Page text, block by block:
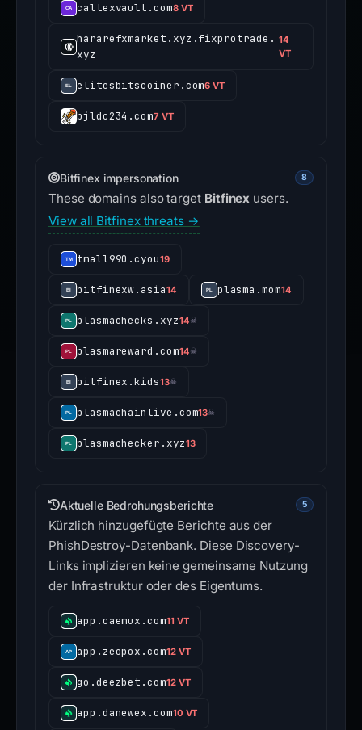
caltexvault.com8 VT
hararefxmarket.xyz.fixprotrade.
xyz
14
VT
elitesbitscoiner.com6 VT
bjldc234.com7 VT
Bitfinex impersonation 8
These domains also target Bitfinex users.
View all Bitfinex threats →
tmall990.cyou19
bitfinexw.asia14 plasma.mom14
plasmachecks.xyz14☠
plasmareward.com14☠
bitfinex.kids13☠
plasmachainlive.com13☠
plasmachecker.xyz13
Aktuelle Bedrohungsberichte 5
Kürzlich hinzugefügte Berichte aus der
PhishDestroy-Datenbank. Diese Discovery-
Links implizieren keine gemeinsame Nutzung
der Infrastruktur oder des Eigentums.
app.caemux.com11 VT
app.zeopox.com12 VT
go.deezbet.com12 VT
app.danewex.com10 VT